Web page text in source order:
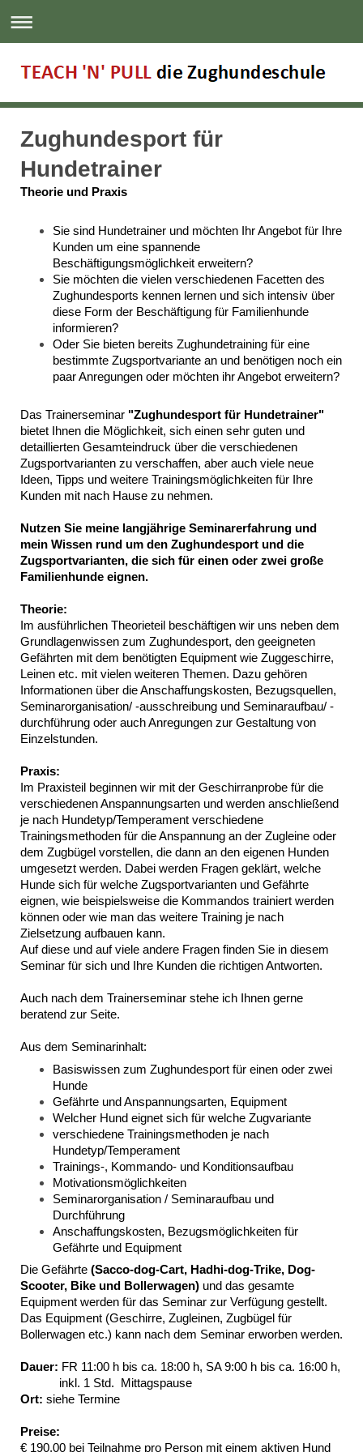
Zughundesport für
Hundetrainer
Theorie und Praxis
Sie sind Hundetrainer und möchten Ihr Angebot für Ihre
Kunden um eine spannende
Beschäftigungsmöglichkeit erweitern?
Sie möchten die vielen verschiedenen Facetten des
Zughundesports kennen lernen und sich intensiv über
diese Form der Beschäftigung für Familienhunde
informieren?
Oder Sie bieten bereits Zughundetraining für eine
bestimmte Zugsportvariante an und benötigen noch ein
paar Anregungen oder möchten ihr Angebot erweitern?
Das Trainerseminar "Zughundesport für Hundetrainer"
bietet Ihnen die Möglichkeit, sich einen sehr guten und
detaillierten Gesamteindruck über die verschiedenen
Zugsportvarianten zu verschaffen, aber auch viele neue
Ideen, Tipps und weitere Trainingsmöglichkeiten für Ihre
Kunden mit nach Hause zu nehmen.
Nutzen Sie meine langjährige Seminarerfahrung und
mein Wissen rund um den Zughundesport und die
Zugsportvarianten, die sich für einen oder zwei große
Familienhunde eignen.
Theorie:
Im ausführlichen Theorieteil beschäftigen wir uns neben dem
Grundlagenwissen zum Zughundesport, den geeigneten
Gefährten mit dem benötigten Equipment wie Zuggeschirre,
Leinen etc. mit vielen weiteren Themen. Dazu gehören
Informationen über die Anschaffungskosten, Bezugsquellen,
Seminarorganisation/ -ausschreibung und Seminaraufbau/ -
durchführung oder auch Anregungen zur Gestaltung von
Einzelstunden.
Praxis:
Im Praxisteil beginnen wir mit der Geschirranprobe für die
verschiedenen Anspannungsarten und werden anschließend
je nach Hundetyp/Temperament verschiedene
Trainingsmethoden für die Anspannung an der Zugleine oder
dem Zugbügel vorstellen, die dann an den eigenen Hunden
umgesetzt werden. Dabei werden Fragen geklärt, welche
Hunde sich für welche Zugsportvarianten und Gefährte
eignen, wie beispielsweise die Kommandos trainiert werden
können oder wie man das weitere Training je nach
Zielsetzung aufbauen kann.
Auf diese und auf viele andere Fragen finden Sie in diesem
Seminar für sich und Ihre Kunden die richtigen Antworten.
Auch nach dem Trainerseminar stehe ich Ihnen gerne
beratend zur Seite.
Aus dem Seminarinhalt:
Basiswissen zum Zughundesport für einen oder zwei
Hunde
Gefährte und Anspannungsarten, Equipment
Welcher Hund eignet sich für welche Zugvariante
verschiedene Trainingsmethoden je nach
Hundetyp/Temperament
Trainings-, Kommando- und Konditionsaufbau
Motivationsmöglichkeiten
Seminarorganisation / Seminaraufbau und
Durchführung
Anschaffungskosten, Bezugsmöglichkeiten für
Gefährte und Equipment
Die Gefährte (Sacco-dog-Cart, Hadhi-dog-Trike, Dog-
Scooter, Bike und Bollerwagen) und das gesamte
Equipment werden für das Seminar zur Verfügung gestellt.
Das Equipment (Geschirre, Zugleinen, Zugbügel für
Bollerwagen etc.) kann nach dem Seminar erworben werden.
Dauer: FR 11:00 h bis ca. 18:00 h, SA 9:00 h bis ca. 16:00 h,
inkl. 1 Std. Mittagspause
Ort: siehe Termine
Preise:
€ 190,00 bei Teilnahme pro Person mit einem aktiven Hund